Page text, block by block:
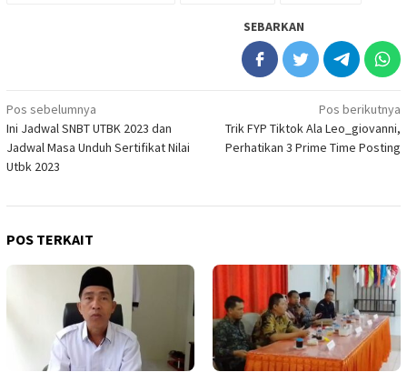
SEBARKAN
Navigasi
pos
Pos sebelumnya
Ini Jadwal SNBT UTBK 2023 dan
Jadwal Masa Unduh Sertifikat Nilai
Utbk 2023
Pos berikutnya
Trik FYP Tiktok Ala Leo_giovanni,
Perhatikan 3 Prime Time Posting
POS TERKAIT